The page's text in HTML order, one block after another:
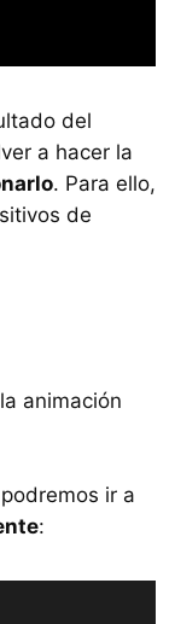
del
a hacer la
. Para ello,
de
animación
ir a
: